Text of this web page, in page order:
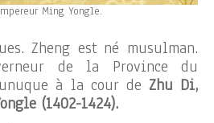
Ming Yongle.
Zheng est né musulman.
de la Province du
à la cour de Zhu Di,
(1402-1424).